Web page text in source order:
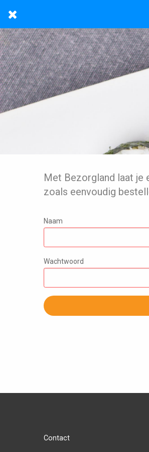
Met Bezorgland laat je
zoals eenvoudig
Naam
Wachtwoord
Contact